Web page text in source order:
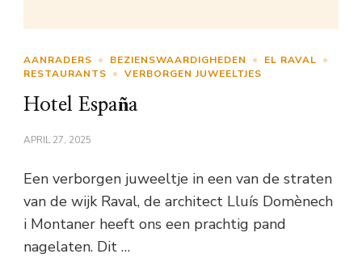
AANRADERS BEZIENSWAARDIGHEDEN
EL RAVAL
RESTAURANTS
VERBORGEN JUWEELTJES
Hotel España
APRIL 27, 2025
Een verborgen juweeltje in een van de straten
van de wijk Raval, de architect Lluís Domènech
i Montaner heeft ons een prachtig pand
nagelaten. Dit …